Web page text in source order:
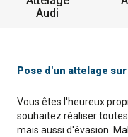
Audi
Pose d'un attelage
Vous êtes l'heureux
souhaitez réaliser
mais aussi d'évasion.